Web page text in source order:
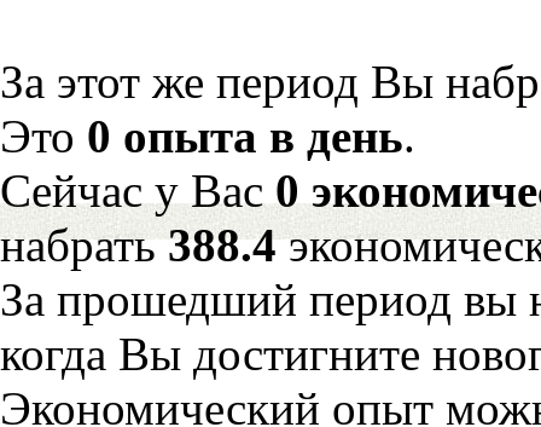
За этот же период Вы
Это 0 опыта в день.
Сейчас у Вас0
набрать388.4
За прошедший период вы
когда Вы достигните
Экономический опыт